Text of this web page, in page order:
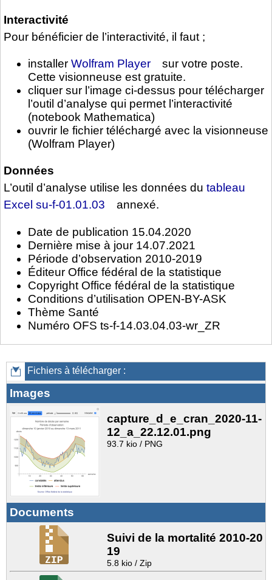
Interactivité
Pour bénéficier de l’interactivité, il faut ;
installer Wolfram Player
sur votre poste.
Cette visionneuse est gratuite.
cliquer sur l’image ci-dessus pour télécharger
l’outil d’analyse qui permet l’interactivité
(notebook Mathematica)
ouvrir le fichier téléchargé avec la visionneuse
(Wolfram Player)
Données
L’outil d’analyse utilise les données du tableau
Excel su-f-01.01.03
annexé.
Date de publication 15.04.2020
Dernière mise à jour 14.07.2021
Période d’observation 2010-2019
Éditeur Office fédéral de la statistique
Copyright Office fédéral de la statistique
Conditions d’utilisation OPEN-BY-ASK
Thème Santé
Numéro OFS ts-f-14.03.04.03-wr_ZR
Fichiers à télécharger :
Images
capture_d_e_cran_2020-11-
12_a_22.12.01.png
93.7 kio / PNG
Documents
Suivi de la mortalité 2010-20
19
5.8 kio / Zip